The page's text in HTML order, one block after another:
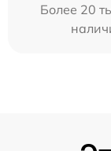
Более 20